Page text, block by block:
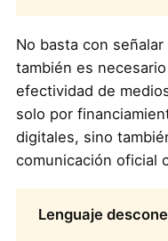
No basta con
también es
efectividad de
solo por
digitales, sino
comunicación oficial
Lenguaje